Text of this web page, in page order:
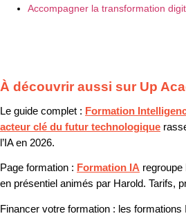
Accompagner la transformation
À découvrir aussi sur Up
Le guide complet : Formation
acteur clé du futur technologique
l’IA en 2026.
Page formation : Formation IA
en présentiel animés par Harold. Tarifs,
Financer votre formation : les formations